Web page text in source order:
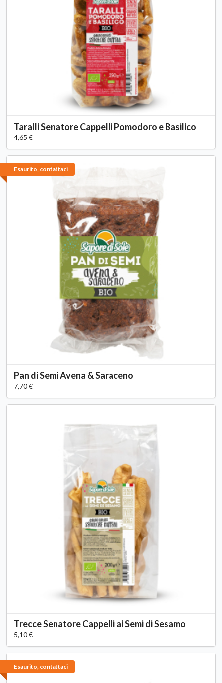
Taralli Senatore Cappelli Pomodoro e Basilico
4,65 €
Esaurito, contattaci
Pan di Semi Avena & Saraceno
7,70 €
Trecce Senatore Cappelli ai Semi di Sesamo
5,10 €
Esaurito, contattaci